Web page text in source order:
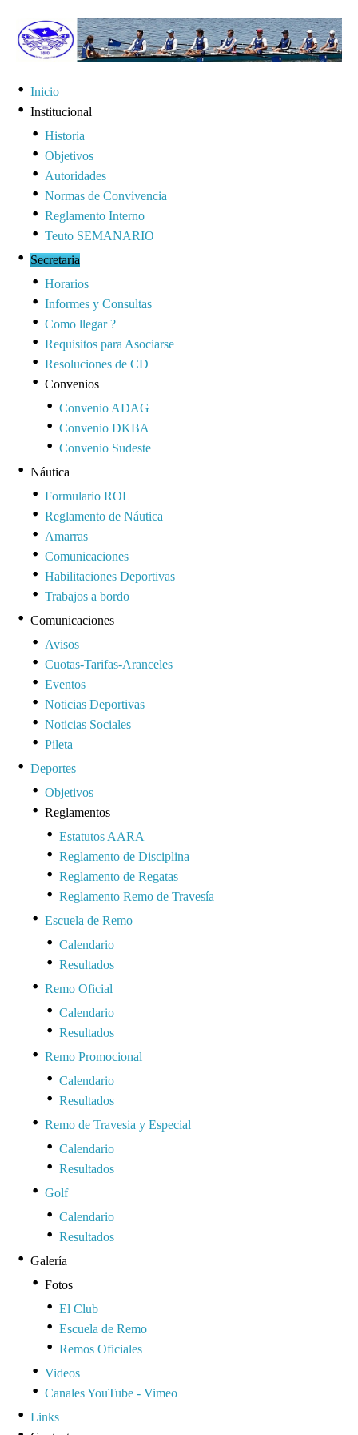
Inicio
Institucional
Historia
Objetivos
Autoridades
Normas de Convivencia
Reglamento Interno
Teuto SEMANARIO
Secretaria
Horarios
Informes y Consultas
Como llegar ?
Requisitos para Asociarse
Resoluciones de CD
Convenios
Convenio ADAG
Convenio DKBA
Convenio Sudeste
Náutica
Formulario ROL
Reglamento de Náutica
Amarras
Comunicaciones
Habilitaciones Deportivas
Trabajos a bordo
Comunicaciones
Avisos
Cuotas-Tarifas-Aranceles
Eventos
Noticias Deportivas
Noticias Sociales
Pileta
Deportes
Objetivos
Reglamentos
Estatutos AARA
Reglamento de Disciplina
Reglamento de Regatas
Reglamento Remo de Travesía
Escuela de Remo
Calendario
Resultados
Remo Oficial
Calendario
Resultados
Remo Promocional
Calendario
Resultados
Remo de Travesia y Especial
Calendario
Resultados
Golf
Calendario
Resultados
Galería
Fotos
El Club
Escuela de Remo
Remos Oficiales
Videos
Canales YouTube - Vimeo
Links